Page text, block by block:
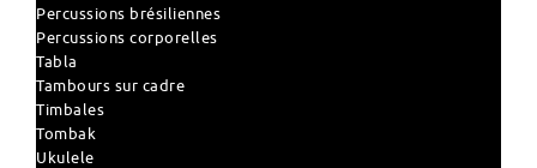
Percussions brésiliennes
Percussions corporelles
Tabla
Tambours sur cadre
Timbales
Tombak
Ukulele